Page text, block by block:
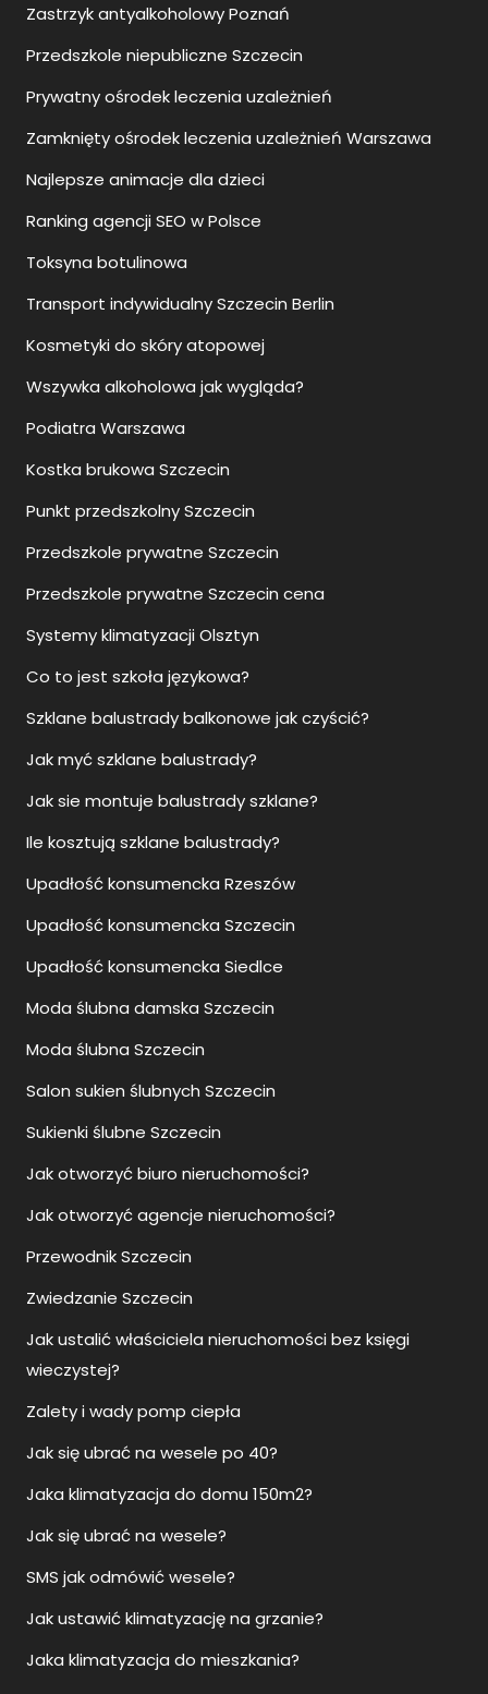
Zastrzyk antyalkoholowy Poznań
Przedszkole niepubliczne Szczecin
Prywatny ośrodek leczenia uzależnień
Zamknięty ośrodek leczenia uzależnień Warszawa
Najlepsze animacje dla dzieci
Ranking agencji SEO w Polsce
Toksyna botulinowa
Transport indywidualny Szczecin Berlin
Kosmetyki do skóry atopowej
Wszywka alkoholowa jak wygląda?
Podiatra Warszawa
Kostka brukowa Szczecin
Punkt przedszkolny Szczecin
Przedszkole prywatne Szczecin
Przedszkole prywatne Szczecin cena
Systemy klimatyzacji Olsztyn
Co to jest szkoła językowa?
Szklane balustrady balkonowe jak czyścić?
Jak myć szklane balustrady?
Jak sie montuje balustrady szklane?
Ile kosztują szklane balustrady?
Upadłość konsumencka Rzeszów
Upadłość konsumencka Szczecin
Upadłość konsumencka Siedlce
Moda ślubna damska Szczecin
Moda ślubna Szczecin
Salon sukien ślubnych Szczecin
Sukienki ślubne Szczecin
Jak otworzyć biuro nieruchomości?
Jak otworzyć agencje nieruchomości?
Przewodnik Szczecin
Zwiedzanie Szczecin
Jak ustalić właściciela nieruchomości bez księgi
wieczystej?
Zalety i wady pomp ciepła
Jak się ubrać na wesele po 40?
Jaka klimatyzacja do domu 150m2?
Jak się ubrać na wesele?
SMS jak odmówić wesele?
Jak ustawić klimatyzację na grzanie?
Jaka klimatyzacja do mieszkania?